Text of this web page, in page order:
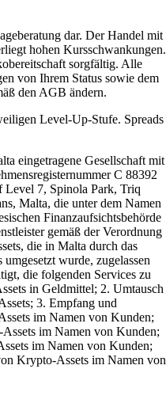
dar. Der Handel mit
hohen Kursschwankungen.
sorgfältig. Alle
von Ihrem Status sowie dem
den AGB ändern.
Level-Up-Stufe. Spreads
eingetragene Gesellschaft mit
C 88392
Level 7, Spinola Park, Triq
Malta, die unter dem Namen
Finanzaufsichtsbehörde
gemäß der Verordnung
die in Malta durch das
wurde, zugelassen
die folgenden Services zu
in Geldmittel; 2. Umtausch
3. Empfang und
im Namen von Kunden;
im Namen von Kunden;
im Namen von Kunden;
Krypto-Assets im Namen von